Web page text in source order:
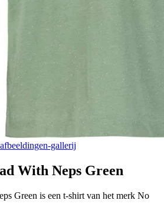
gallerij
With Neps Green
Green is een t-shirt van het merk No